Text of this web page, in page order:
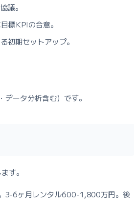
議。
標KPIの合意。
初期セットアップ。
ータ分析含む）です。
す。
3-6ヶ月レンタル600-1,800万円。後